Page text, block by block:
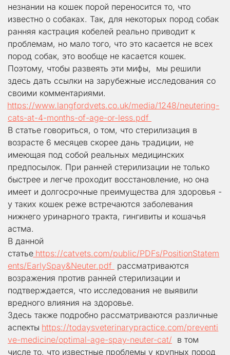
незнании на кошек порой переносится то, что
известно о собаках. Так, для некоторых пород собак
ранняя кастрация кобелей реально приводит к
проблемам, но мало того, что это касается не всех
пород собак, это вообще не касается кошек.
Поэтому, чтобы развеять эти мифы,  мы решили
здесь дать ссылки на зарубежные исследования со
своими комментариями.
https://www.langfordvets.co.uk/media/1248/neutering-
cats-at-4-months-of-age-or-less.pdf
В статье говориться, о том, что стерилизация в
возрасте 6 месяцев скорее дань традиции, не
имеющая под собой реальных медицинских
предпосылок. При ранней стерилизации не только
быстрее и легче проходит восстановление, но она
имеет и долгосрочные преимущества для здоровья -
у таких кошек реже встречаются заболевания
нижнего уринарного тракта, гингивиты и кошачья
астма.
В данной
статье https://catvets.com/public/PDFs/PositionStatem
ents/EarlySpay&Neuter.pdf рассматриваются
возражения против ранней стерилизации и
подтверждается, что исследования не выявили
вредного влияния на здоровье.
Здесь также подробно рассматриваются различные
аспекты https://todaysveterinarypractice.com/preventi
ve-medicine/optimal-age-spay-neuter-cat/ в том
числе то, что известные проблемы у крупных пород